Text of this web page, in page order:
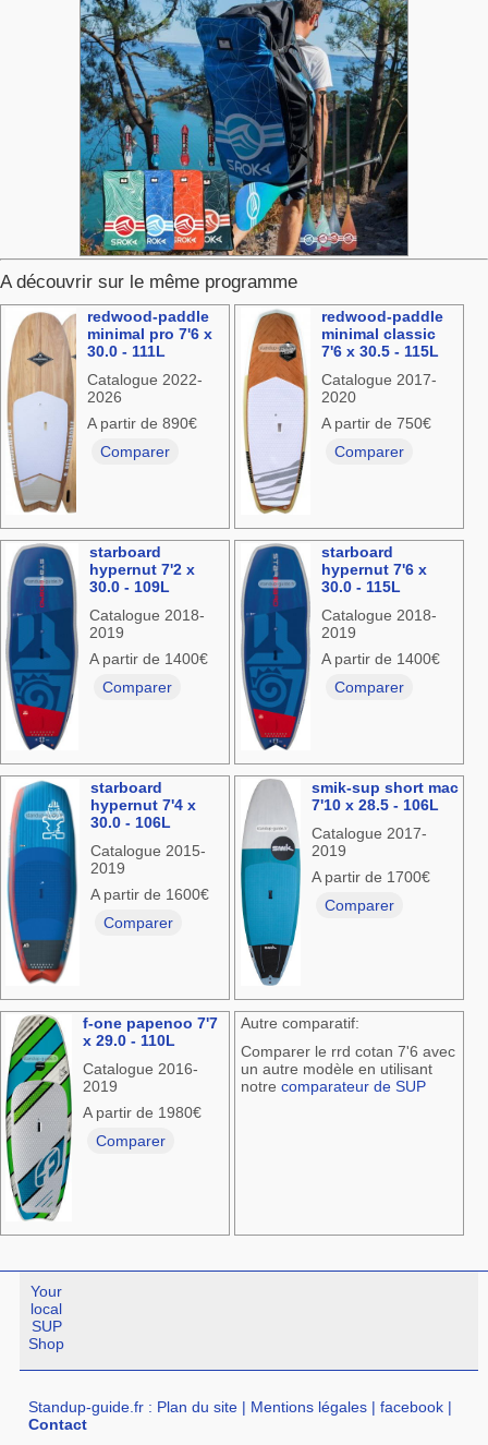
A découvrir sur le même programme
redwood-paddle
minimal pro 7'6 x
30.0 - 111L
Catalogue 2022-
2026
A partir de 890€
Comparer
redwood-paddle
minimal classic
7'6 x 30.5 - 115L
Catalogue 2017-
2020
A partir de 750€
Comparer
starboard
hypernut 7'2 x
30.0 - 109L
Catalogue 2018-
2019
A partir de 1400€
Comparer
starboard
hypernut 7'6 x
30.0 - 115L
Catalogue 2018-
2019
A partir de 1400€
Comparer
starboard
hypernut 7'4 x
30.0 - 106L
Catalogue 2015-
2019
A partir de 1600€
Comparer
smik-sup short mac
7'10 x 28.5 - 106L
Catalogue 2017-
2019
A partir de 1700€
Comparer
f-one papenoo 7'7
x 29.0 - 110L
Catalogue 2016-
2019
A partir de 1980€
Comparer
Autre comparatif:
Comparer le rrd cotan 7'6 avec
un autre modèle en utilisant
notre comparateur de SUP
Your
local
SUP
Shop
Standup-guide.fr : Plan du site | Mentions légales |facebook |
Contact